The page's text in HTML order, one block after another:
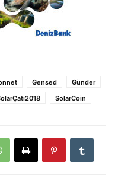
Gensed
Günder
SolarCoin